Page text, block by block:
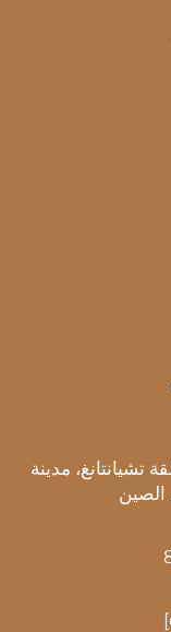
تشيانتانغ، مدينة
الصين